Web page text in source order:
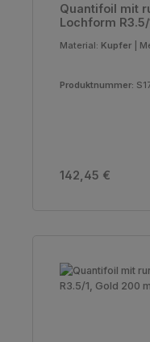
Quantifoil mit
Lochform
Material: Kupfer
Produktnummer:
Regulärer Preis:
142,45 €